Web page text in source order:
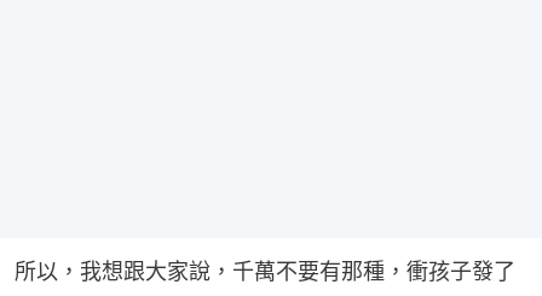
所以，我想跟大家說，千萬不要有那種，衝孩子發了